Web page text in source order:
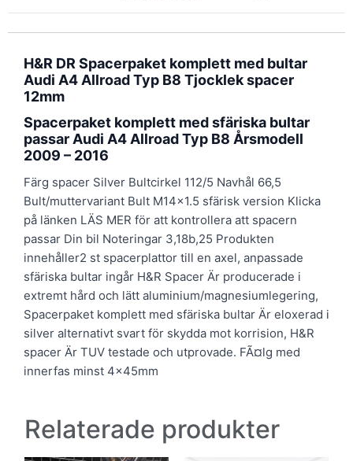
H&R DR Spacerpaket komplett med bultar
Audi A4 Allroad Typ B8 Tjocklek spacer
12mm
Spacerpaket komplett med sfäriska bultar
passar Audi A4 Allroad Typ B8 Årsmodell
2009 – 2016
Färg spacer Silver Bultcirkel 112/5 Navhål 66,5
Bult/muttervariant Bult M14x1.5 sfärisk version Klicka
på länken LÄS MER för att kontrollera att spacern
passar Din bil Noteringar 3,18b,25 Produkten
innehåller2 st spacerplattor till en axel, anpassade
sfäriska bultar ingår H&R Spacer Är producerade i
extremt hård och lätt aluminium/magnesiumlegering,
Spacerpaket komplett med sfäriska bultar Är eloxerad i
silver alternativt svart för skydda mot korrision, H&R
spacer Är TUV testade och utprovade. FÃ¤lg med
innerfas minst 4x45mm
Relaterade produkter